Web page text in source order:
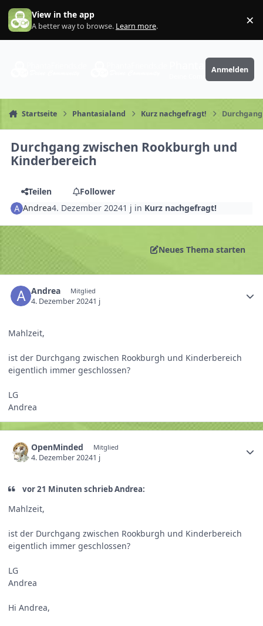
Zum Inhalt springen
View in the app
A better way to browse. Learn more. ×
PhantaFriends.de
Anmelden
Startseite Phantasialand Kurz nachgefragt!
Durchgang zwischen Rookburgh und
Kinderbereich
Teilen
Follower
Andrea4. Dezember 20241 j in Kurz nachgefragt!
Neues Thema starten
Andrea Mitglied
4. Dezember 20241 j
Mahlzeit,
ist der Durchgang zwischen Rookburgh und Kinderbereich
eigentlich immer geschlossen?
LG
Andrea
OpenMinded Mitglied
4. Dezember 20241 j
vor 21 Minuten schrieb Andrea:
Mahlzeit,
ist der Durchgang zwischen Rookburgh und Kinderbereich
eigentlich immer geschlossen?
LG
Andrea
Hi Andrea,